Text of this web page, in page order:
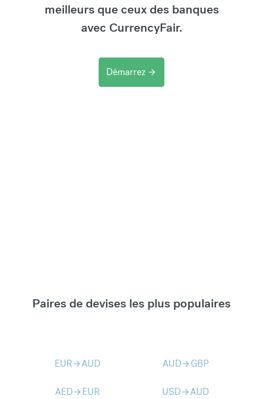
meilleurs que ceux des banques
avec CurrencyFair.
Démarrez arrow_forward
Paires de devises les plus populaires
EURarrow_forwardAUD AUDarrow_forward GBP
AEDarrow_forward EUR USDarrow_forwardAUD